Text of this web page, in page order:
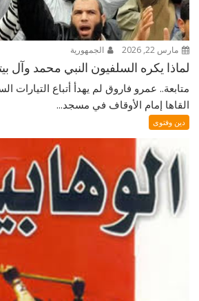
مارس 22, 2026 الجمهورية
لماذا يكره السلفيون النبي محمد وآل
متابعة.. عمرو فاروق لم يهدأ أتباع التيارات
القاها إمام الأوقاف في مسجد...
دين وفتوى